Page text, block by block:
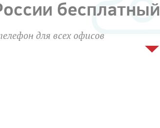
бесплатный
для всех офисов